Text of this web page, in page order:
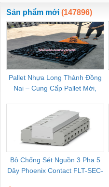
ewara
Sản phẩm mới (147896)
Pallet Nhựa Long Thành Đồng
Nai – Cung Cấp Pallet Mới,
Bộ Chống Sét Nguồn 3 Pha 5
Dây Phoenix Contact FLT-SEC-